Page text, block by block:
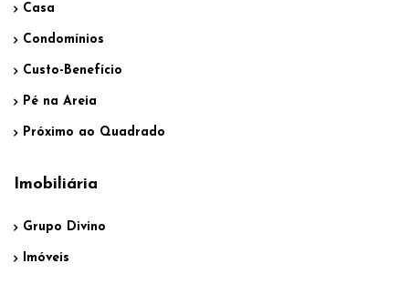
Casa
Condomínios
Custo-Benefício
Pé na Areia
Próximo ao Quadrado
Imobiliária
Grupo Divino
Imóveis